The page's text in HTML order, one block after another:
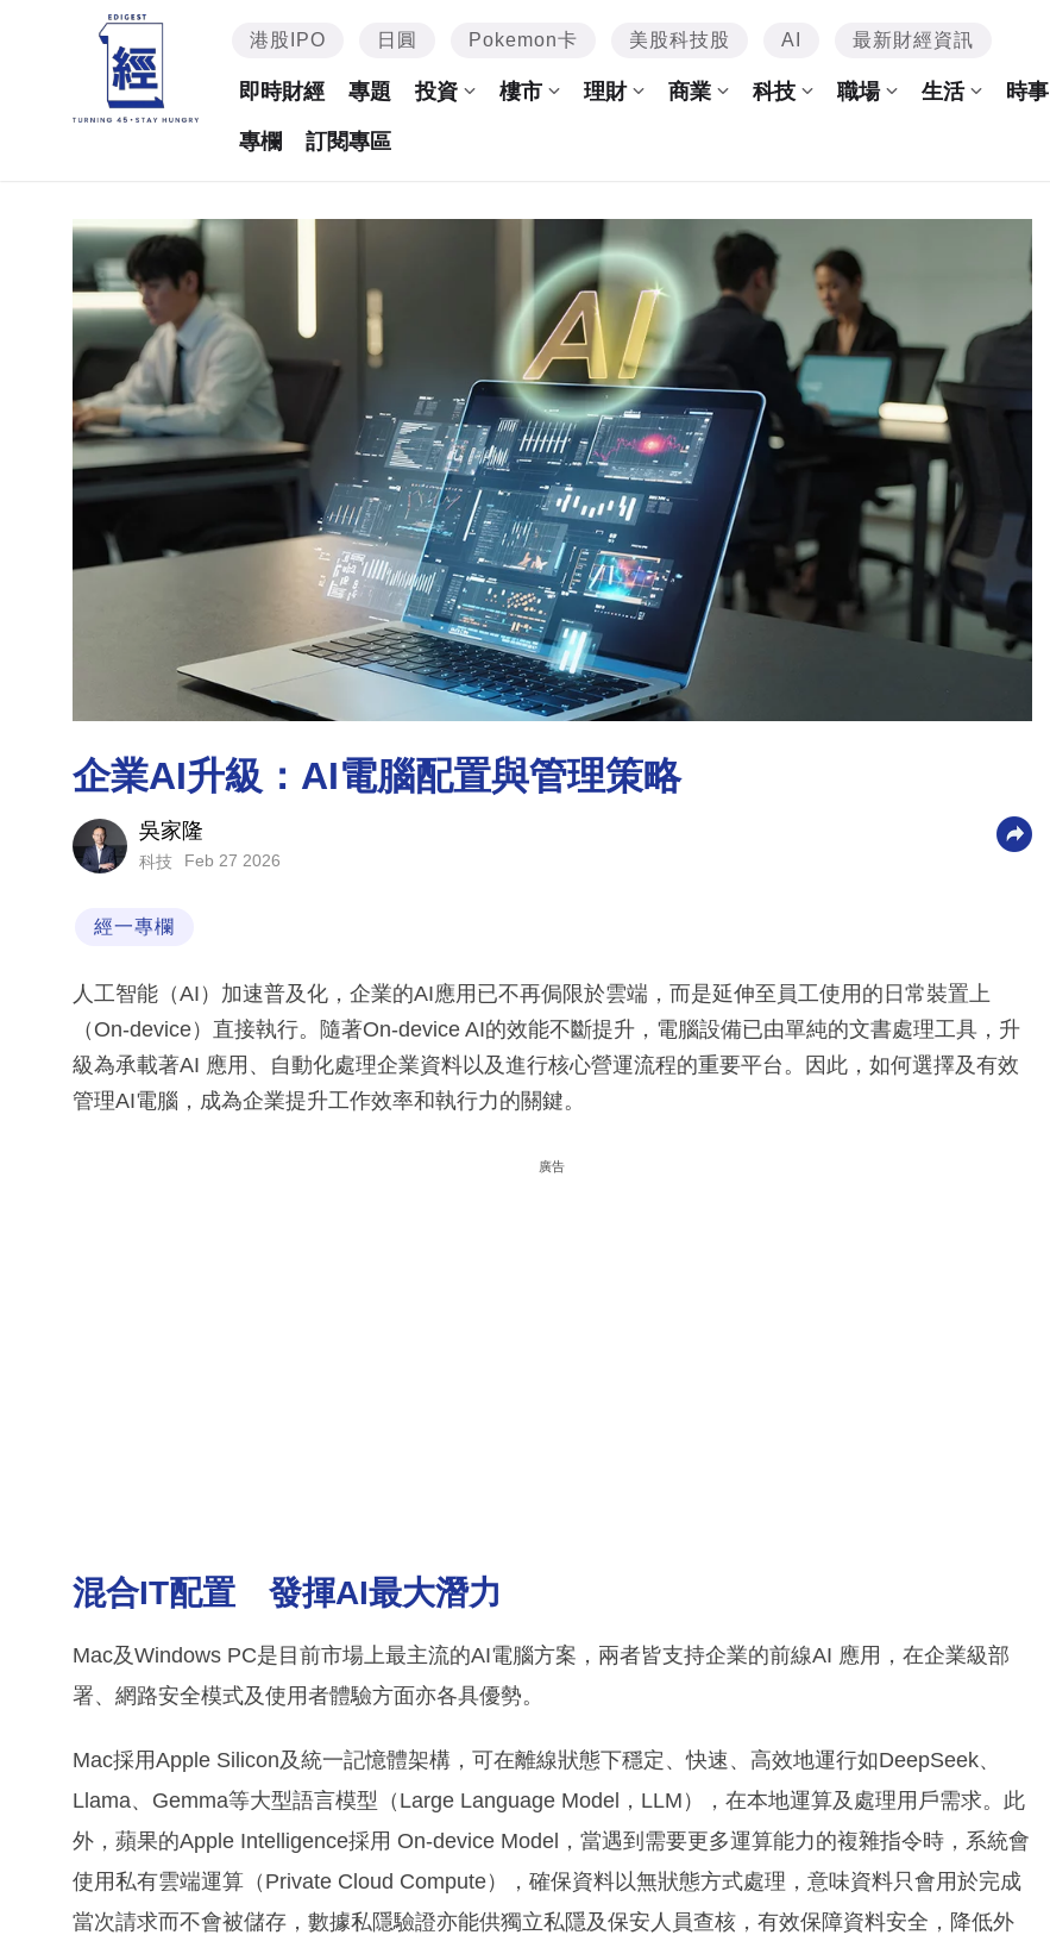
港股IPO 日圓 Pokemon卡 美股科技股 AI 最新財經資訊
即時財經 專題 投資 樓市 理財 商業 科技 職場 生活 時事
專欄 訂閱專區
企業AI升級：AI電腦配置與管理策略
吳家隆
科技 Feb 27 2026
經一專欄
人工智能（AI）加速普及化，企業的AI應用已不再侷限於雲端，而是延伸至員工使用的日常裝置上
（On-device）直接執行。隨著On-device AI的效能不斷提升，電腦設備已由單純的文書處理工具，升
級為承載著AI 應用、自動化處理企業資料以及進行核心營運流程的重要平台。因此，如何選擇及有效
管理AI電腦，成為企業提升工作效率和執行力的關鍵。
廣告
混合IT配置 發揮AI最大潛力
Mac及Windows PC是目前市場上最主流的AI電腦方案，兩者皆支持企業的前線AI 應用，在企業級部
署、網路安全模式及使用者體驗方面亦各具優勢。
Mac採用Apple Silicon及統一記憶體架構，可在離線狀態下穩定、快速、高效地運行如DeepSeek、
Llama、Gemma等大型語言模型（Large Language Model，LLM），在本地運算及處理用戶需求。此
外，蘋果的Apple Intelligence採用 On-device Model，當遇到需要更多運算能力的複雜指令時，系統會
使用私有雲端運算（Private Cloud Compute），確保資料以無狀態方式處理，意味資料只會用於完成
當次請求而不會被儲存，數據私隱驗證亦能供獨立私隱及保安人員查核，有效保障資料安全，降低外